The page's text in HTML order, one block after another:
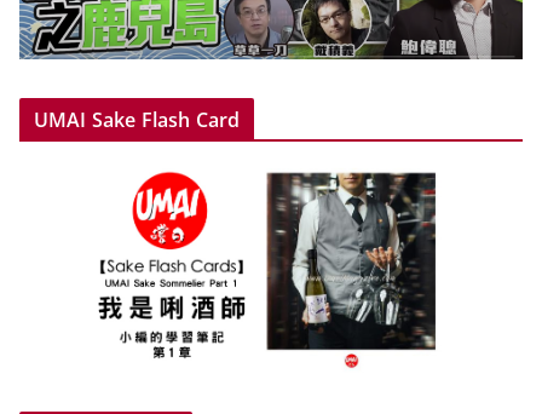
UMAI Sake Flash Card